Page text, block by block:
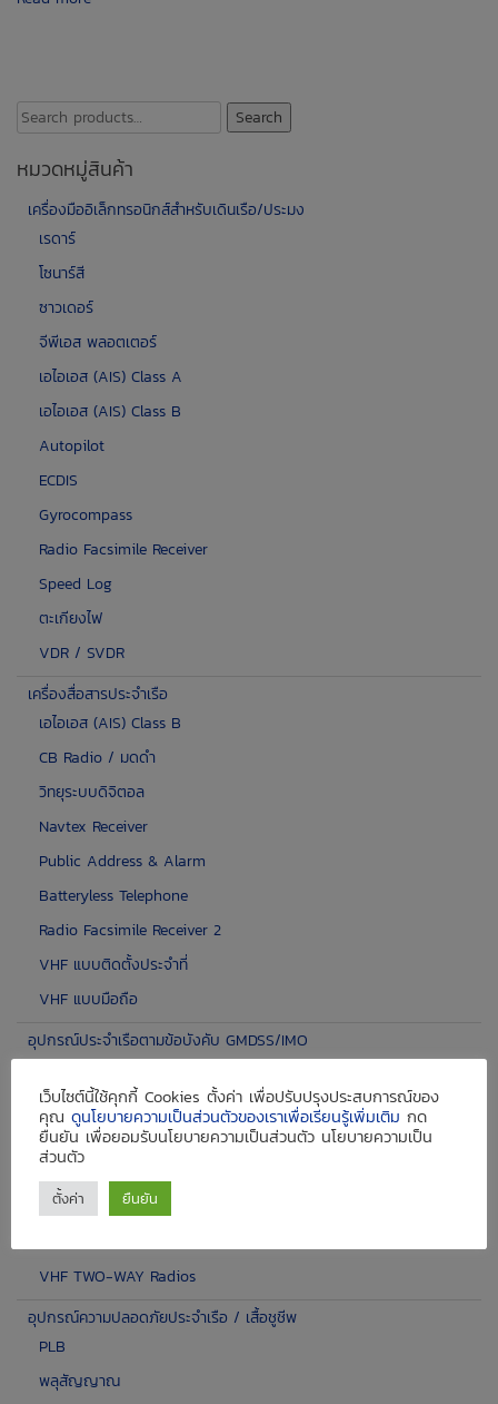
Search
for:
Search
หมวดหมู่สินค้า
เครื่องมืออิเล็กทรอนิกส์สำหรับเดินเรือ/ประมง
เรดาร์
โซนาร์สี
ซาวเดอร์
จีพีเอส พลอตเตอร์
เอไอเอส (AIS) Class A
เอไอเอส (AIS) Class B
Autopilot
ECDIS
Gyrocompass
Radio Facsimile Receiver
Speed Log
ตะเกียงไฟ
VDR / SVDR
เครื่องสื่อสารประจำเรือ
เอไอเอส (AIS) Class B
CB Radio / มดดำ
วิทยุระบบดิจิตอล
Navtex Receiver
Public Address & Alarm
Batteryless Telephone
Radio Facsimile Receiver 2
VHF แบบติดตั้งประจำที่
VHF แบบมือถือ
อุปกรณ์ประจำเรือตามข้อบังคับ GMDSS/IMO
IMO Radar
ECDIS
Navtex Receiver
VHF TWO-WAY Radios
อุปกรณ์ความปลอดภัยประจำเรือ / เสื้อชูชีพ
PLB
พลุสัญญาณ
เว็บไซต์นี้ใช้คุกกี้ Cookies ตั้งค่า เพื่อปรับปรุงประสบการณ์ของ
คุณ ดูนโยบายความเป็นส่วนตัวของเราเพื่อเรียนรู้เพิ่มเติม กด
ยืนยัน เพื่อยอมรับนโยบายความเป็นส่วนตัว นโยบายความเป็น
ส่วนตัว
ตั้งค่า ยืนยัน